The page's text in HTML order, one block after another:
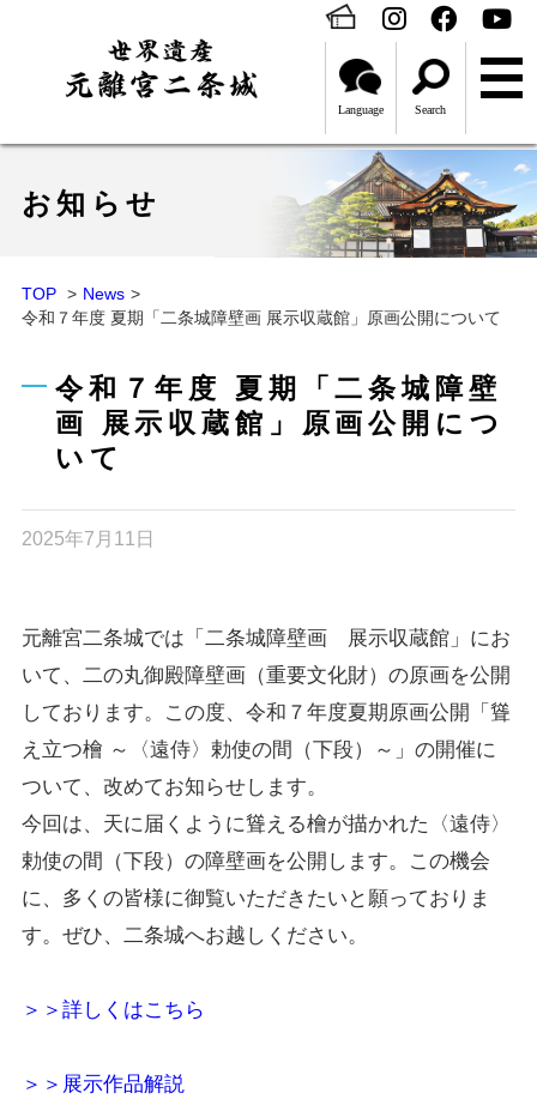
Language Search
お知らせ
TOP
News
令和７年度 夏期「二条城障壁画 展示収蔵館」原画公開について
令和７年度 夏期「二条城障壁
画 展示収蔵館」原画公開につ
いて
2025年7月11日
元離宮二条城では「二条城障壁画 展示収蔵館」にお
いて、二の丸御殿障壁画（重要文化財）の原画を公開
しております。この度、令和７年度夏期原画公開「聳
え立つ檜 ～〈遠侍〉勅使の間（下段）～」の開催に
ついて、改めてお知らせします。
今回は、天に届くように聳える檜が描かれた〈遠侍〉
勅使の間（下段）の障壁画を公開します。この機会
に、多くの皆様に御覧いただきたいと願っておりま
す。ぜひ、二条城へお越しください。
＞＞詳しくはこちら
＞＞展示作品解説